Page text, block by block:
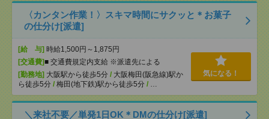
〈カンタン作業！〉スキマ時間にサクッと＊お菓子
の仕分け[派遣]
[給 与] 時給1,500円～1,875円
[交通費]■ 交通費規定内支給 ※派遣先による
[勤務地] 大阪駅から徒歩5分 / 大阪梅田(阪急線)駅か
ら徒歩5分 / 梅田(地下鉄)駅から徒歩5分 / …
気になる！
＼来社不要／単発1日OK＊DMの仕分け[派遣]